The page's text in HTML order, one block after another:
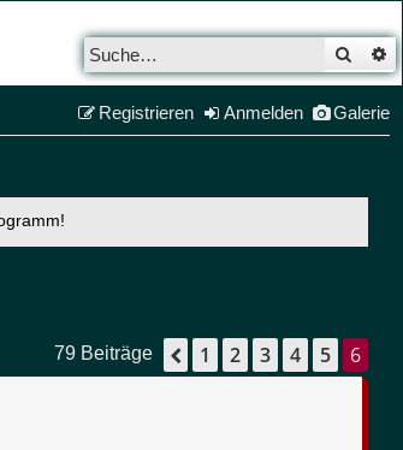
Galerie
Anmelden
Registrieren
79 Beiträge Vorherige
1 2 3 4 5 6